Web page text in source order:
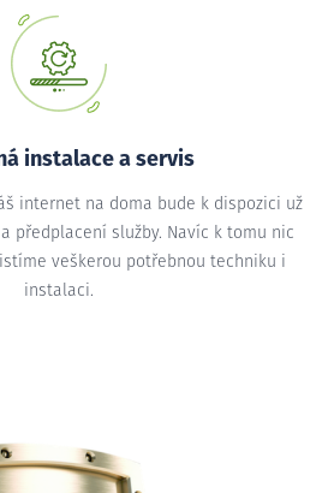
instalace a servis
internet na doma bude k dispozici už
předplacení služby. Navíc k tomu nic
veškerou potřebnou techniku i
instalaci.